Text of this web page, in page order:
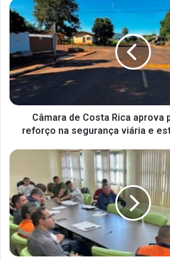
Câmara de Costa Rica aprova
reforço na segurança viária e